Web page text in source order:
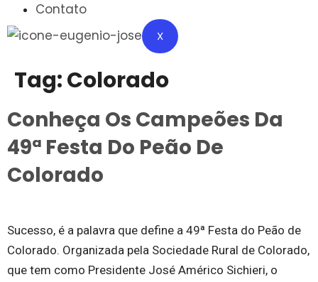
Contato
X
Tag:Colorado
Conheça Os Campeões Da
49ª Festa Do Peão De
Colorado
Sucesso, é a palavra que define a 49ª Festa do Peão de
Colorado. Organizada pela Sociedade Rural de Colorado,
que tem como Presidente José Américo Sichieri, o